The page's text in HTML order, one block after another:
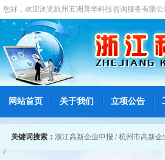
您好，欢迎浏览杭州五洲普华科技咨询服务有限公
网站首页 关于我们 立项公告
关键词搜索： 浙江高新企业申报 /杭州市高新企
/